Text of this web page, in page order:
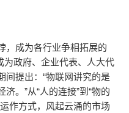
，成为各行业争相拓展的
为政府、企业代表、人大代
间提出：“物联网讲究的是
。”从“人的连接”到“物的
作方式，风起云涌的市场